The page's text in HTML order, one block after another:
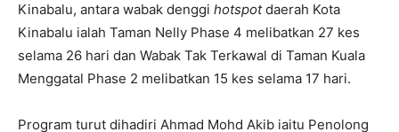
Kinabalu, antara wabak denggi hotspotdaerah Kota
Kinabalu ialah Taman Nelly Phase 4 melibatkan 27 kes
selama 26 hari dan Wabak Tak Terkawal di Taman Kuala
Menggatal Phase 2 melibatkan 15 kes selama 17 hari.
Program turut dihadiri Ahmad Mohd Akib iaitu Penolong